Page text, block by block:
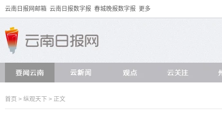
云南日报网邮箱 云南日报数字报 春城晚报数字报 更多
首页 > 纵观天下 > 正文